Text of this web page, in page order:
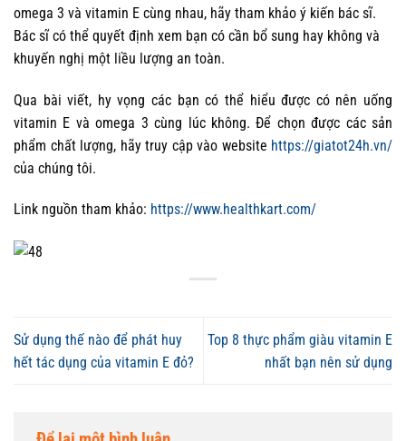
omega 3 và vitamin E cùng nhau, hãy tham khảo ý kiến ​​bác sĩ.
Bác sĩ có thể quyết định xem bạn có cần bổ sung hay không và
khuyến nghị một liều lượng an toàn.
Qua bài viết, hy vọng các bạn có thể hiểu được có nên uống
vitamin E và omega 3 cùng lúckhông. Để chọn được các sản
phẩm chất lượng, hãy truy cập vào website https://giatot24h.vn/
của chúng tôi.
Link nguồn tham khảo: https://www.healthkart.com/
Sử dụng thế nào để phát huy
hết tác dụng của vitamin E đỏ?
Top 8 thực phẩm giàu vitamin E
nhất bạn nên sử dụng